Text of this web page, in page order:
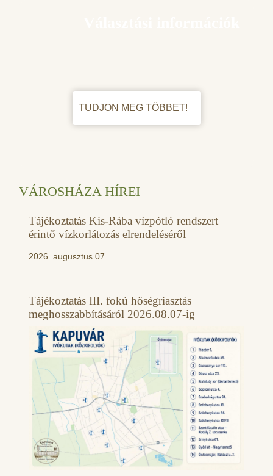
TUDJON MEG TÖBBET!
VÁROSHÁZA HÍREI
Tájékoztatás Kis-Rába vízpótló rendszert
érintő vízkorlátozás elrendeléséről
2026. augusztus 07.
Tájékoztatás III. fokú hőségriasztás
meghosszabbításáról 2026.08.07-ig